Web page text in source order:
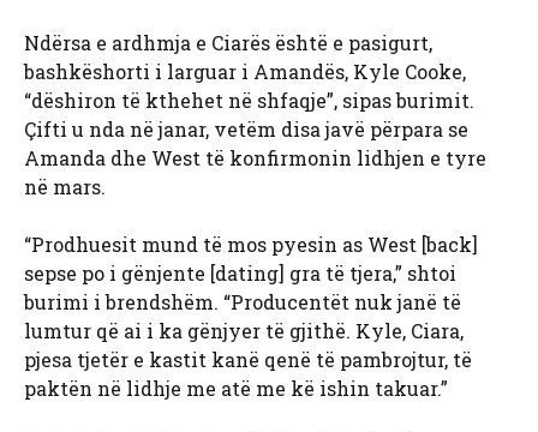
Ndërsa e ardhmja e Ciarës është e pasigurt,
bashkëshorti i larguar i Amandës, Kyle Cooke,
“dëshiron të kthehet në shfaqje”, sipas burimit.
Çifti u nda në janar, vetëm disa javë përpara se
Amanda dhe West të konfirmonin lidhjen e tyre
në mars.
“Prodhuesit mund të mos pyesin as West [back]
sepse po i gënjente [dating] gra të tjera,” shtoi
burimi i brendshëm. “Producentët nuk janë të
lumtur që ai i ka gënjyer të gjithë. Kyle, Ciara,
pjesa tjetër e kastit kanë qenë të pambrojtur, të
paktën në lidhje me atë me kë ishin takuar.”